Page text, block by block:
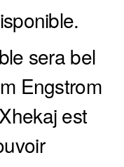
sera bel
Engstrom
est